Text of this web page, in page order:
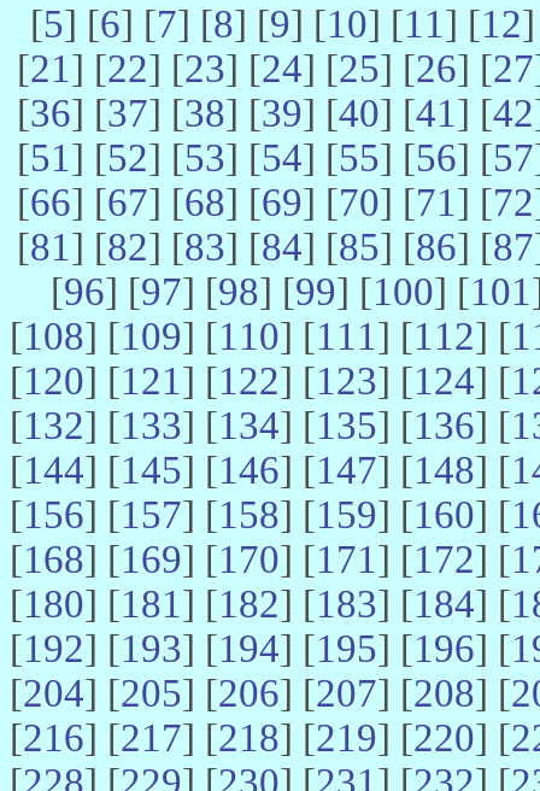
[5] [6] [7] [8] [9] [10] [11] [12
[21] [22] [23] [24] [25] [26] [27
[36] [37] [38] [39] [40] [41] [42
[51] [52] [53] [54] [55] [56] [57
[66] [67] [68] [69] [70] [71] [72
[81] [82] [83] [84] [85] [86] [87
[96] [97] [98] [99] [100] [101
[108] [109] [110] [111] [112] [
[120] [121] [122] [123] [124] [
[132] [133] [134] [135] [136] [
[144] [145] [146] [147] [148] [
[156] [157] [158] [159] [160] [
[168] [169] [170] [171] [172] [
[180] [181] [182] [183] [184] [
[192] [193] [194] [195] [196] [
[204] [205] [206] [207] [208] [
[216] [217] [218] [219] [220] [
[228] [229] [230] [231] [232] [